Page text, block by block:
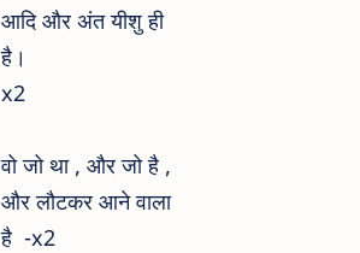
आदि और अंत यीशु ही
है।
x2
वो जो था , और जो है ,
और लौटकर आने वाला
है -x2